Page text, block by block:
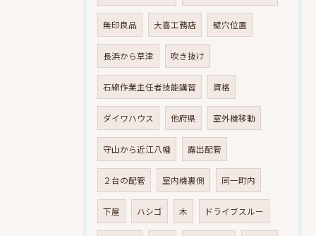
無印良品 大喜工務店 壁穴位置
長浜から草津 吹き抜け
石綿作業主任者技能講習 資格
ダイワハウス 他府県 室外機移動
守山から近江八幡 露出配管
２台の配管 室内機裏側 同一町内
下屋 ハシゴ 木 ドライブスルー